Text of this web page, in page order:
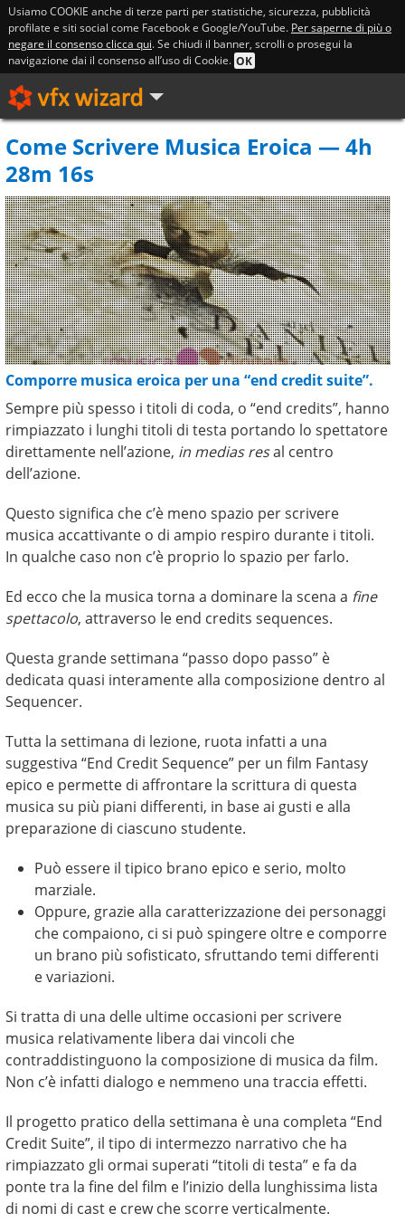
Usiamo COOKIE anche di terze parti per statistiche, sicurezza, pubblicità
profilate e siti social come Facebook e Google/YouTube. Per saperne di più o
negare il consenso clicca qui. Se chiudi il banner, scrolli o prosegui la
navigazione dai il consenso all’uso di Cookie. OK
Come Scrivere Musica Eroica — 4h
28m 16s
Comporre musica eroica per una “end credit suite”.
Sempre più spesso i titoli di coda, o “end credits”, hanno
rimpiazzato i lunghi titoli di testa portando lo spettatore
direttamente nell’azione, in medias resal centro
dell’azione.
Questo significa che c’è meno spazio per scrivere
musica accattivante o di ampio respiro durante i titoli.
In qualche caso non c’è proprio lo spazio per farlo.
Ed ecco che la musica torna a dominare la scena a fine
spettacolo, attraverso le end credits sequences.
Questa grande settimana “passo dopo passo” è
dedicata quasi interamente alla composizione dentro al
Sequencer.
Tutta la settimana di lezione, ruota infatti a una
suggestiva “End Credit Sequence” per un film Fantasy
epico e permette di affrontare la scrittura di questa
musica su più piani differenti, in base ai gusti e alla
preparazione di ciascuno studente.
Può essere il tipico brano epico e serio, molto
marziale.
Oppure, grazie alla caratterizzazione dei personaggi
che compaiono, ci si può spingere oltre e comporre
un brano più sofisticato, sfruttando temi differenti
e variazioni.
Si tratta di una delle ultime occasioni per scrivere
musica relativamente libera dai vincoli che
contraddistinguono la composizione di musica da film.
Non c’è infatti dialogo e nemmeno una traccia effetti.
Il progetto pratico della settimana è una completa “End
Credit Suite”, il tipo di intermezzo narrativo che ha
rimpiazzato gli ormai superati “titoli di testa” e fa da
ponte tra la fine del film e l’inizio della lunghissima lista
di nomi di cast e crew che scorre verticalmente.